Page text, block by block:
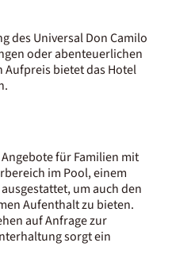
des Universal Don Camilo
oder abenteuerlichen
Aufpreis bietet das Hotel
für Familien mit
im Pool, einem
um auch den
Aufenthalt zu bieten.
auf Anfrage zur
sorgt ein